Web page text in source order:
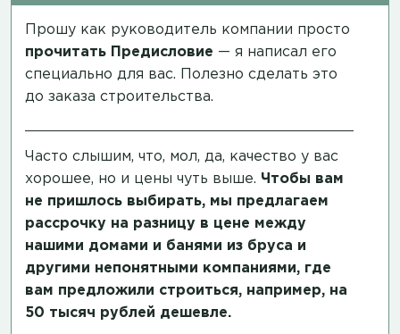
Прошу как руководитель компании просто
прочитать Предисловие — я написал его
специально для вас. Полезно сделать это
до заказа строительства.
Часто слышим, что, мол, да, качество у вас
хорошее, но и цены чуть выше. Чтобы вам
не пришлось выбирать, мы предлагаем
рассрочку на разницу в цене между
нашими домами и банями из бруса и
другими непонятными компаниями, где
вам предложили строиться, например, на
50 тысяч рублей дешевле.